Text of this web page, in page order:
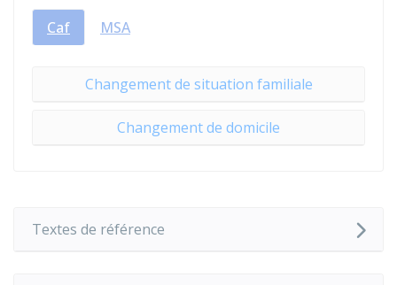
Caf
MSA
Changement de situation familiale
Changement de domicile
Textes de référence